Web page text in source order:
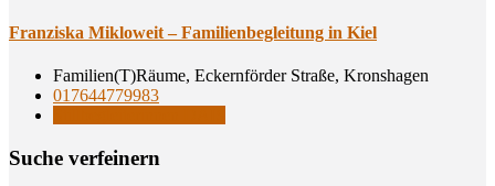
Fran­zis­ka Mik­lo­weit – Fami­li­en­be­glei­tung in Kiel
Familien(T)Räume, Eckernförder Straße, Kronshagen
017644779983
Suche ver­fei­nern